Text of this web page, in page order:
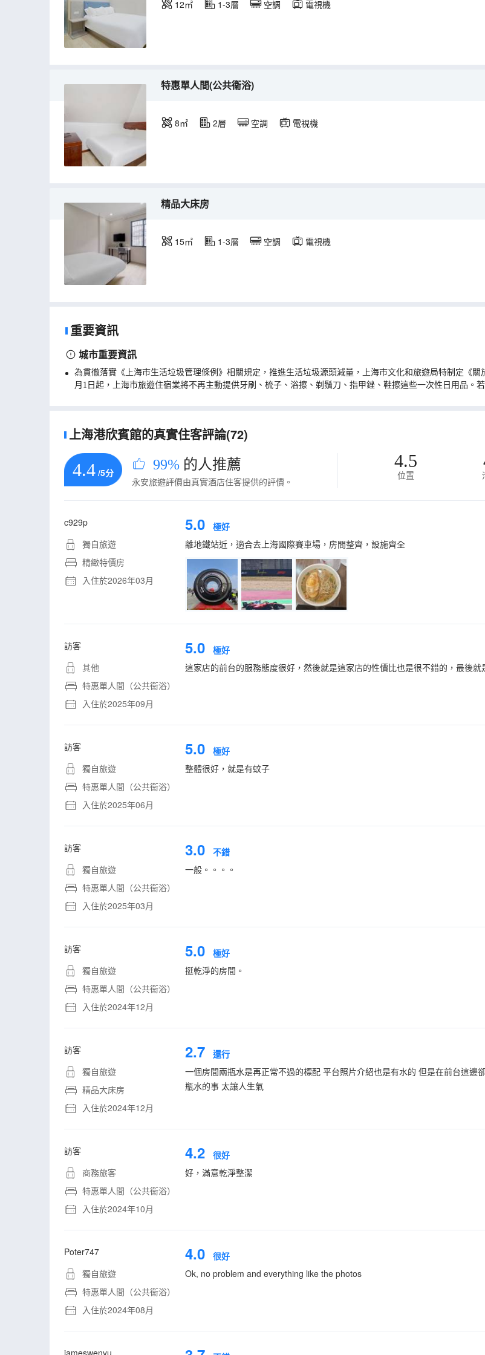
12㎡ 1-3層 空調 電視機
特惠單人間(公共衞浴)
8㎡ 2層 空調 電視機
精品大床房
15㎡ 1-3層 空調 電視機
重要資訊
城市重要資訊
為貫徹落實《上海市生活垃圾管理條例》相關規定，推進生活垃圾源頭減量，上海市文化和旅遊局特制定《
月1日起，上海市旅遊住宿業將不再主動提供牙刷、梳子、浴擦、剃鬚刀、指甲銼、鞋擦這些一次性日用品。
上海港欣賓館的真實住客評論(72)
4.4 /5分 99% 的人推薦
永安旅遊評價由真實酒店住客提供的評價。
4.5
位置
c929p
獨自旅遊
精緻特價房
入住於2026年03月
5.0 極好
離地鐵站近，適合去上海國際賽車場，房間整齊，設施齊全
訪客
其他
特惠單人間（公共衞浴）
入住於2025年09月
5.0 極好
這家店的前台的服務態度很好，然後就是這家店的性價比也是很不錯的，最後
訪客
獨自旅遊
特惠單人間（公共衞浴）
入住於2025年06月
5.0 極好
整體很好，就是有蚊子
訪客
獨自旅遊
特惠單人間（公共衞浴）
入住於2025年03月
3.0 不錯
一般。。。。
訪客
獨自旅遊
特惠單人間（公共衞浴）
入住於2024年12月
5.0 極好
挺乾淨的房間。
訪客
獨自旅遊
精品大床房
入住於2024年12月
2.7 還行
一個房間兩瓶水是再正常不過的標配 平台照片介紹也是有水的 但是在前台這
瓶水的事 太讓人生氣
訪客
商務旅客
特惠單人間（公共衞浴）
入住於2024年10月
4.2 很好
好，滿意乾淨整潔
Poter747
獨自旅遊
特惠單人間（公共衞浴）
入住於2024年08月
4.0 很好
Ok, no problem and everything like the photos
jameswenyu